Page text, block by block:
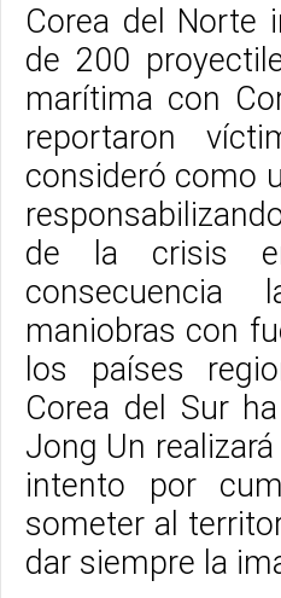
Corea del Norte
de 200
marítima con
reportaron
consideró como
de la crisis
consecuencia
maniobras con
los países
Corea del Sur
Jong Un
intento por
someter al
dar siempre la